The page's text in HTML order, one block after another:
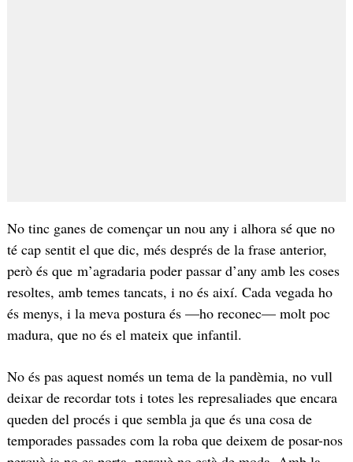
No tinc ganes de començar un nou any i alhora sé que no
té cap sentit el que dic, més després de la frase anterior,
però és que m’agradaria poder passar d’any amb les coses
resoltes, amb temes tancats, i no és així. Cada vegada ho
és menys, i la meva postura és —ho reconec— molt poc
madura, que no és el mateix que infantil.
No és pas aquest només un tema de la pandèmia, no vull
deixar de recordar tots i totes les represaliades que encara
queden del procés i que sembla ja que és una cosa de
temporades passades com la roba que deixem de posar-nos